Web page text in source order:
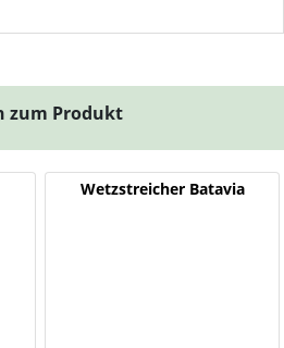
zum Produkt
Wetzstreicher Batavia